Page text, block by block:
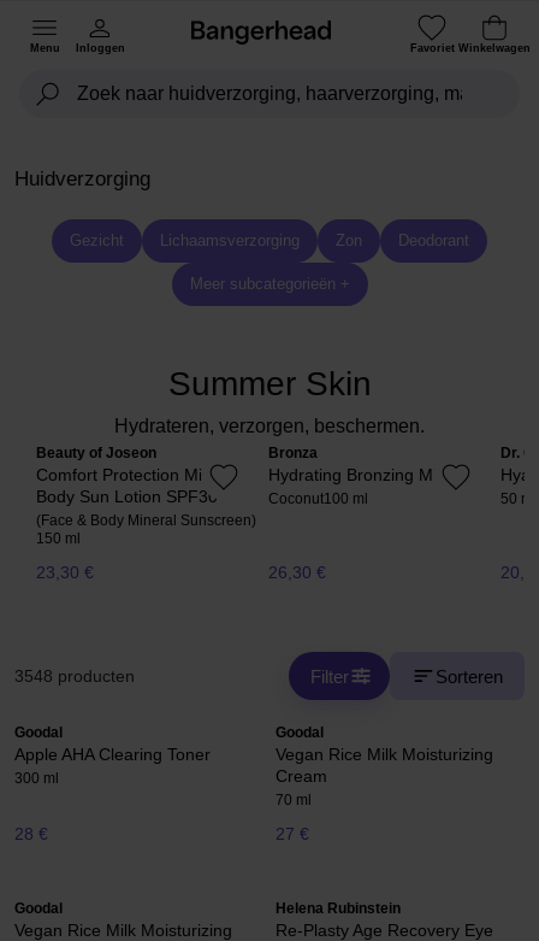
Menu Inloggen Favoriet Winkelwagen
Huidverzorging
Gezicht Lichaamsverzorging Zon Deodorant
Meer subcategorieën +
Summer Skin
Hydrateren, verzorgen, beschermen.
Beauty of Joseon
Comfort Protection Mineral
Body Sun Lotion SPF30
(Face & Body Mineral Sunscreen)
150 ml
23,30 €
Bronza
Hydrating Bronzing Mist
Coconut100 ml
26,30 €
Dr.
50 ml
3548 producten Filter Sorteren
Goodal
Apple AHA Clearing Toner
300 ml
28 €
Goodal
Vegan Rice Milk Moisturizing
Cream
70 ml
27 €
Goodal
Vegan Rice Milk Moisturizing
Helena Rubinstein
Re-Plasty Age Recovery Eye